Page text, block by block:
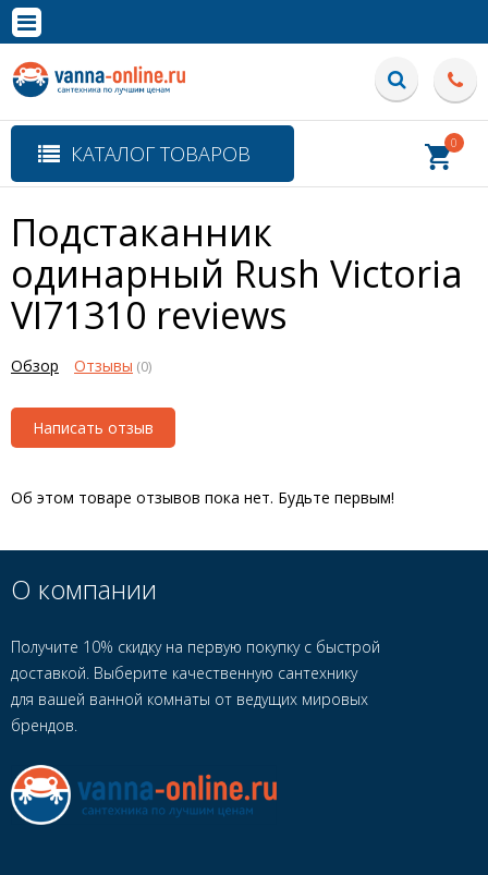
Полная версия сайта
КАТАЛОГ ТОВАРОВ 0
Подстаканник
одинарный Rush Victoria
VI71310 reviews
Обзор Отзывы (0)
Написать отзыв
Об этом товаре отзывов пока нет. Будьте первым!
О компании
Получите 10% скидку на первую покупку с быстрой
доставкой. Выберите качественную сантехнику
для вашей ванной комнаты от ведущих мировых
брендов.